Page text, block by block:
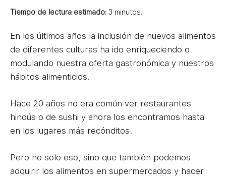
Tiempo de lectura estimado: 3 minutos.
En los últimos años la inclusión de nuevos alimentos
de diferentes culturas ha ido enriqueciendo o
modulando nuestra oferta gastronómica y nuestros
hábitos alimenticios.
Hace 20 años no era común ver restaurantes
hindús o de sushi y ahora los encontramos hasta
en los lugares más recónditos.
Pero no solo eso, sino que también podemos
adquirir los alimentos en supermercados y hacer